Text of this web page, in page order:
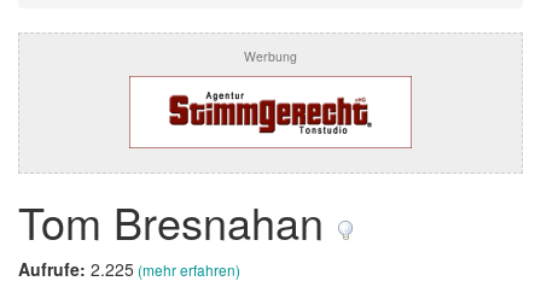
Werbung
Tom Bresnahan
Aufrufe: 2.225(mehr erfahren)